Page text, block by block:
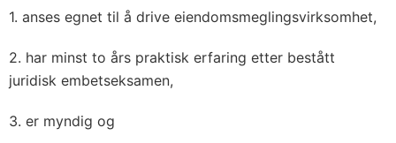
1. anses egnet til å drive eiendomsmeglingsvirksomhet,
2. har minst to års praktisk erfaring etter bestått
juridisk embetseksamen,
3. er myndig og